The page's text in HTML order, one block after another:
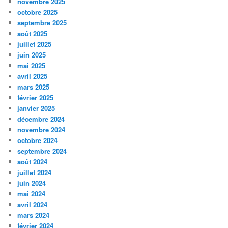
octobre 2025
septembre 2025
août 2025
juillet 2025
juin 2025
mai 2025
avril 2025
mars 2025
février 2025
janvier 2025
décembre 2024
novembre 2024
octobre 2024
septembre 2024
août 2024
juillet 2024
juin 2024
mai 2024
avril 2024
mars 2024
février 2024